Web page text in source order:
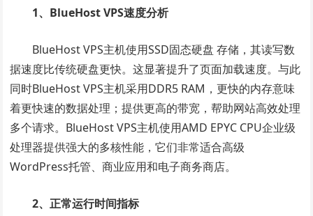
1、BlueHost VPS速度分析
BlueHost VPS主机使用SSD固态硬盘 存储，其读写数
据速度比传统硬盘更快。这显著提升了页面加载速度。与此
同时BlueHost VPS主机采用DDR5 RAM，更快的内存意味
着更快速的数据处理；提供更高的带宽，帮助网站高效处理
多个请求。BlueHost VPS主机使用AMD EPYC CPU企业级
处理器提供强大的多核性能，它们非常适合高级
WordPress托管、商业应用和电子商务商店。
2、正常运行时间指标